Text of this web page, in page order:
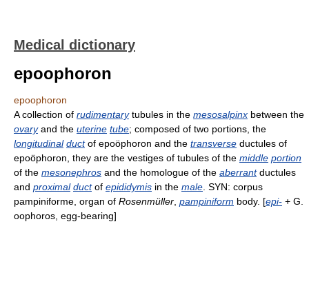
Medical dictionary
epoophoron
epoophoron
A collection of rudimentarytubules in the mesosalpinx between the
ovaryand the uterine tube; composed of two portions, the
longitudinal ductof epoöphoron and the transverse ductules of
epoöphoron, they are the vestiges of tubules of the middle portion
of the mesonephros and the homologue of the aberrantductules
and proximal ductof epididymis in the male . SYN: corpus
pampiniforme, organ of Rosenmüller pampiniform body. [epi- + G.
oophoros, egg-bearing]